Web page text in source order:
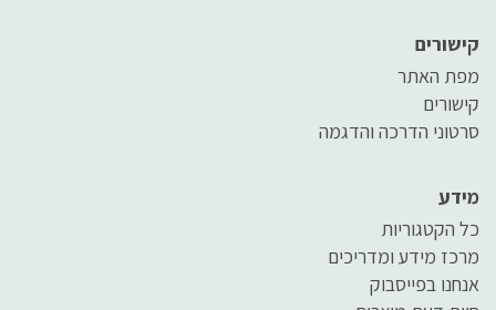
קישורים
מפת האתר
קישורים
סרטוני הדרכה והדגמה
מידע
כל הקטגוריות
מרכז מידע ומדריכים
אנחנו בפייסבוק